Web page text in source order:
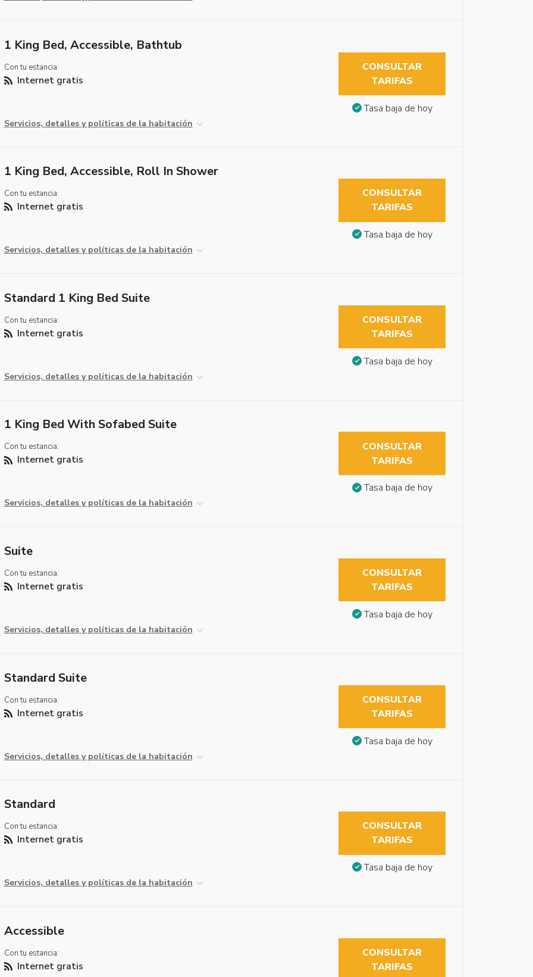
1 King Bed, Accessible, Bathtub
Con tu estancia:
Internet gratis
Servicios, detalles y políticas de la habitación
CONSULTAR
TARIFAS
Tasa baja de hoy
1 King Bed, Accessible, Roll In Shower
Con tu estancia:
Internet gratis
Servicios, detalles y políticas de la habitación
CONSULTAR
TARIFAS
Tasa baja de hoy
Standard 1 King Bed Suite
Con tu estancia:
Internet gratis
Servicios, detalles y políticas de la habitación
CONSULTAR
TARIFAS
Tasa baja de hoy
1 King Bed With Sofabed Suite
Con tu estancia:
Internet gratis
Servicios, detalles y políticas de la habitación
CONSULTAR
TARIFAS
Tasa baja de hoy
Suite
Con tu estancia:
Internet gratis
Servicios, detalles y políticas de la habitación
CONSULTAR
TARIFAS
Tasa baja de hoy
Standard Suite
Con tu estancia:
Internet gratis
Servicios, detalles y políticas de la habitación
CONSULTAR
TARIFAS
Tasa baja de hoy
Standard
Con tu estancia:
Internet gratis
Servicios, detalles y políticas de la habitación
CONSULTAR
TARIFAS
Tasa baja de hoy
Accessible
Con tu estancia:
Internet gratis
CONSULTAR
TARIFAS